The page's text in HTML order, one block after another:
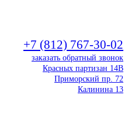
+7 (812) 767-30-02
заказать обратный звонок
Красных партизан 14В
Приморский пр. 72
Калинина 13